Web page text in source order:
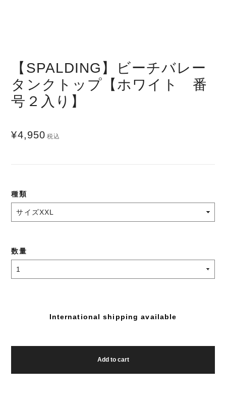
【SPALDING】ビーチバレー
タンクトップ【ホワイト 番
号２入り】
¥4,950 税込
種類
数量
International shipping available
Add to cart